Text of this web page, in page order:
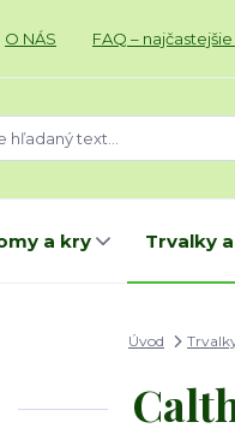
O NÁS FAQ –
a kry Trvalky
Úvod